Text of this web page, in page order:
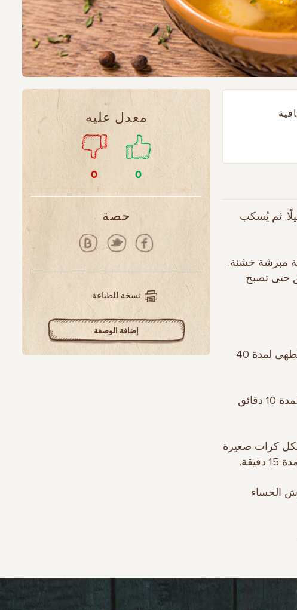
النقع ليلًا. ثم يُسكب
مبرشة خشنة.
وتُقلّى الخضروات لمدة 5-7 دقائق حتى تصبح
4. يُسكب الماء في وعاء الطبخ، وتُوضَع البازلاء في الماء وتُغلى وتُطهى لمدة 40
5. يُوضع كل من البصل والجزر والبطاطا في وعاء الطبخ وتُطهى لمدة 10 دقائق
كرات صغيرة
التقديم يُرش الحساء
معدل عليه
0
0
حصة
نسخة للطباعة
إضافة الوصفة